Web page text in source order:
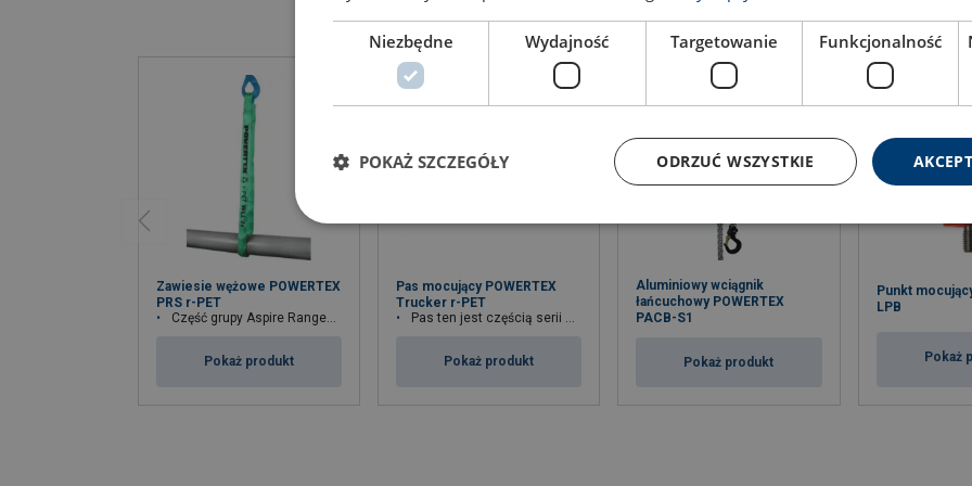
Zawiesie wężowe POWERTEX
PRS r-PET
Część grupy Aspire Range™ firmy Lifting Solution
Pokaż produkt
Pas mocujący POWERTEX
Trucker r-PET
Pas ten jest częścią serii Aspire Range™ firmy Lifting Solution Group.
Pokaż produkt
Aluminiowy wciągnik
łańcuchowy POWERTEX
PACB-S1
Pokaż produkt
Punkt
LPB
Pokaż
Niezbędne Wydajność Targetowanie Funkcjonalność
ODRZUĆ WSZYSTKIE
POKAŻ SZCZEGÓŁY